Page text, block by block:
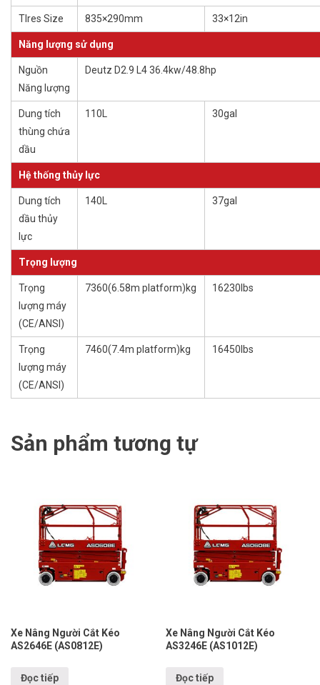
TIres Size 835×290mm 33×12in
Năng lượng sử dụng
Nguồn
Năng lượng
Deutz D2.9 L4 36.4kw/48.8hp
Dung tích
thùng chứa
dầu
110L 30gal
Hệ thống thủy lực
Dung tích
dầu thủy
lực
140L 37gal
Trọng lượng
Trọng
lượng máy
(CE/ANSI)
7360(6.58m platform)kg 16230lbs
Trọng
lượng máy
(CE/ANSI)
7460(7.4m platform)kg 16450lbs
Sản phẩm tương tự
Xe Nâng Người Cắt Kéo
AS2646E (AS0812E)
Đọc tiếp
Xe Nâng Người Cắt Kéo
AS3246E (AS1012E)
Đọc tiếp